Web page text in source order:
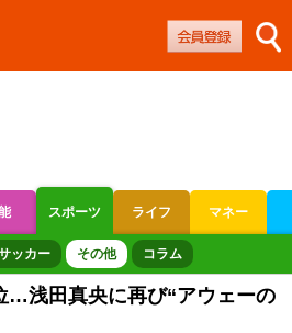
スポーツ ライフ マネー
トレース
ッカー その他 コラム
…浅田真央に再び“アウェーの